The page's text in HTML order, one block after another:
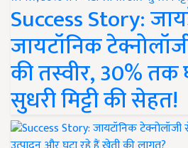
Success Story:
जायटॉनिक
की तस्वीर, 30%
सुधरी मिट्टी की सेहत!